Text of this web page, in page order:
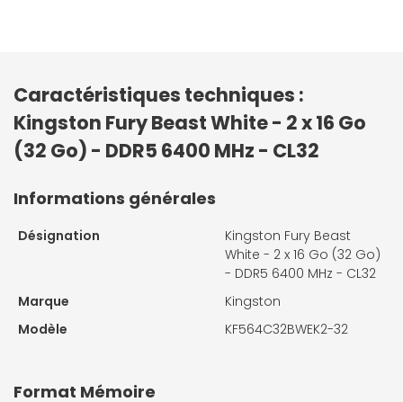
Caractéristiques techniques :
Kingston Fury Beast White - 2 x 16 Go
(32 Go) - DDR5 6400 MHz - CL32
Informations générales
Désignation
Kingston Fury Beast
White - 2 x 16 Go (32 Go)
- DDR5 6400 MHz - CL32
Marque
Kingston
Modèle
KF564C32BWEK2-32
Format Mémoire